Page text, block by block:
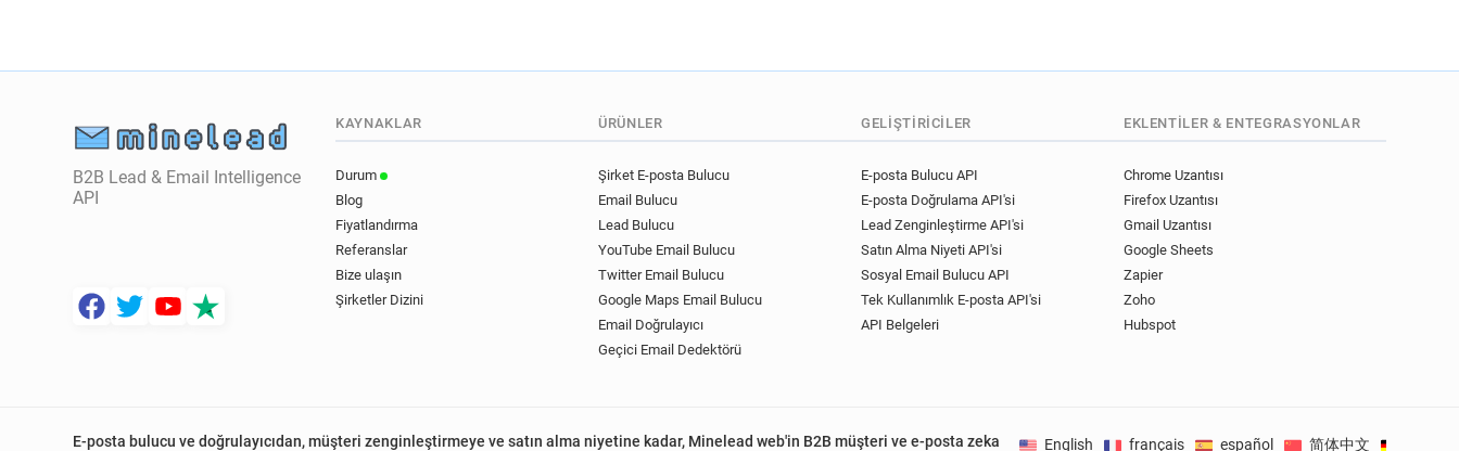
B2B Lead & Email Intelligence
API
KAYNAKLAR
Durum
Blog
Fiyatlandırma
Referanslar
Bize ulaşın
Şirketler Dizini
ÜRÜNLER
Şirket E-posta Bulucu
Email Bulucu
Lead Bulucu
YouTube Email Bulucu
Twitter Email Bulucu
Google Maps Email Bulucu
Email Doğrulayıcı
Geçici Email Dedektörü
GELIŞTIRICILER
E-posta Bulucu API
E-posta Doğrulama API'si
Lead Zenginleştirme API'si
Satın Alma Niyeti API'si
Sosyal Email Bulucu API
Tek Kullanımlık E-posta API'si
API Belgeleri
EKLENTILER & ENTEGRASYONLAR
Chrome Uzantısı
Firefox Uzantısı
Gmail Uzantısı
Google Sheets
Zapier
Zoho
Hubspot
E-posta bulucu ve doğrulayıcıdan, müşteri zenginleştirmeye ve satın alma niyetine kadar, Minelead web'in B2B müşteri ve e-posta zeka
English français español 简体中文